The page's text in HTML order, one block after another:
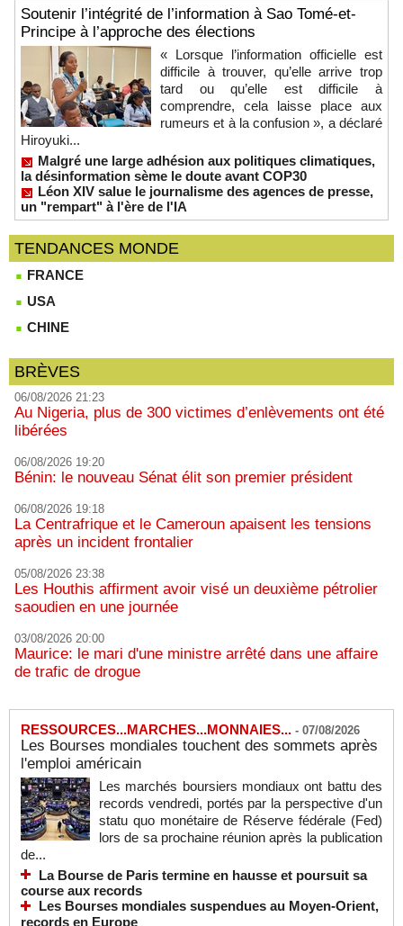
Soutenir l’intégrité de l’information à Sao Tomé-et-
Principe à l’approche des élections
« Lorsque l’information officielle est
difficile à trouver, qu’elle arrive trop
tard ou qu’elle est difficile à
comprendre, cela laisse place aux
rumeurs et à la confusion », a déclaré
Hiroyuki...
Malgré une large adhésion aux politiques climatiques,
la désinformation sème le doute avant COP30
Léon XIV salue le journalisme des agences de presse,
un "rempart" à l'ère de l'IA
TENDANCES MONDE
FRANCE
USA
CHINE
BRÈVES
06/08/2026 21:23
Au Nigeria, plus de 300 victimes d’enlèvements ont été
libérées
06/08/2026 19:20
Bénin: le nouveau Sénat élit son premier président
06/08/2026 19:18
La Centrafrique et le Cameroun apaisent les tensions
après un incident frontalier
05/08/2026 23:38
Les Houthis affirment avoir visé un deuxième pétrolier
saoudien en une journée
03/08/2026 20:00
Maurice: le mari d'une ministre arrêté dans une affaire
de trafic de drogue
RESSOURCES...MARCHES...MONNAIES... - 07/08/2026
Les Bourses mondiales touchent des sommets après
l'emploi américain
Les marchés boursiers mondiaux ont battu des
records vendredi, portés par la perspective d'un
statu quo monétaire de Réserve fédérale (Fed)
lors de sa prochaine réunion après la publication
de...
La Bourse de Paris termine en hausse et poursuit sa
course aux records
Les Bourses mondiales suspendues au Moyen-Orient,
records en Europe